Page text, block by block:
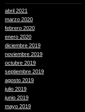
abril 2021
marzo 2020
febrero 2020
enero 2020
diciembre 2019
noviembre 2019
octubre 2019
septiembre 2019
agosto 2019
julio 2019
junio 2019
mayo 2019